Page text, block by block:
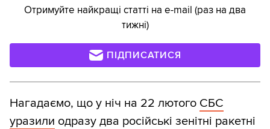
Отримуйте найкращі статті на e-mail (раз на два
тижні)
ПІДПИСАТИСЯ
Нагадаємо, що у ніч на 22 лютого СБС
уразили одразу два російські зенітні ракетні